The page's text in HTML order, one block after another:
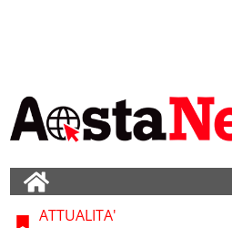
ATTUALITA'